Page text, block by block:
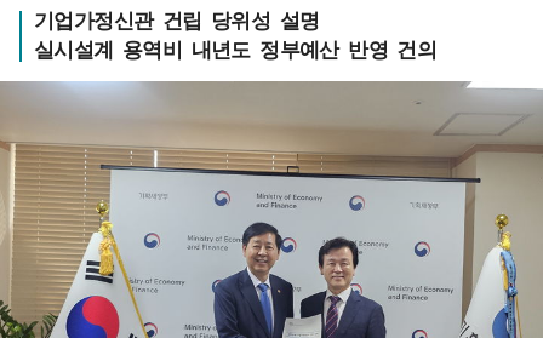
기업가정신관 건립 당위성 설명
실시설계 용역비 내년도 정부예산 반영 건의